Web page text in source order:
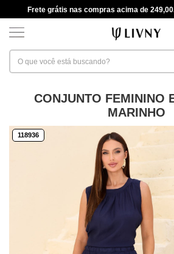
Frete grátis nas compras acima de
CONJUNTO FEMININO
MARINHO
118936